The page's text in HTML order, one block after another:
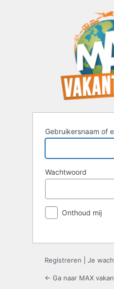
Gebruikersnaam of
Wachtwoord
Onthoud mij
Registreren Je
← Ga naar MAX